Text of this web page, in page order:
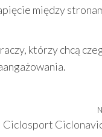
między
którzy chcą
Ciclosport